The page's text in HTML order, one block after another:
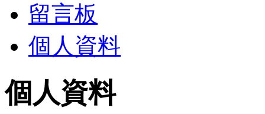
留言板
個人資料
個人資料